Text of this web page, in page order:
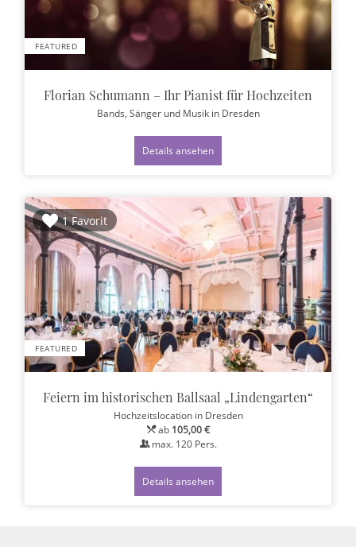
FEATURED
Florian Schumann – Ihr Pianist für Hochzeiten
Bands, Sänger und Musik in Dresden
Details ansehen
1 Favorit
FEATURED
Feiern im historischen Ballsaal „Lindengarten“
Hochzeitslocation in Dresden
ab 105,00 €
max. 120Pers.
Details ansehen